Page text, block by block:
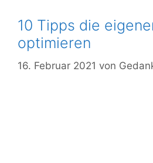
10 Tipps die
optimieren
16. Februar 2021 von